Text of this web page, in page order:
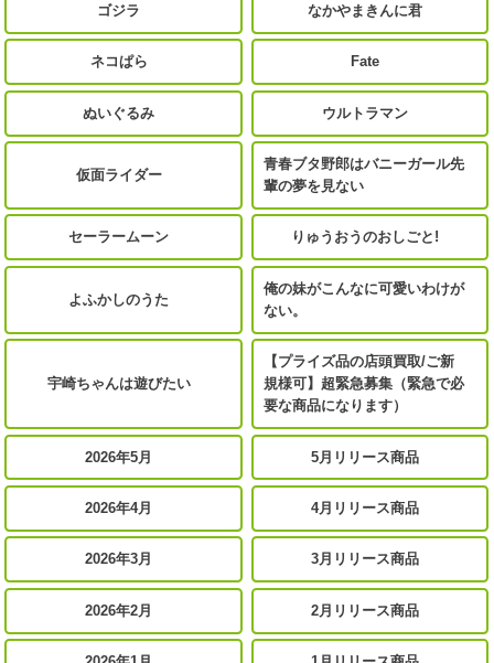
ゴジラ なかやまきんに君
ネコぱら Fate
ぬいぐるみ ウルトラマン
仮面ライダー
青春ブタ野郎はバニーガール先
輩の夢を見ない
セーラームーン りゅうおうのおしごと!
よふかしのうた
俺の妹がこんなに可愛いわけが
ない。
宇崎ちゃんは遊びたい
【プライズ品の店頭買取/ご新
規様可】超緊急募集（緊急で必
要な商品になります）
2026年5月 5月リリース商品
2026年4月 4月リリース商品
2026年3月 3月リリース商品
2026年2月 2月リリース商品